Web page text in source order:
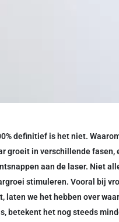
definitief is het niet.
groeit in verschillende fasen,
aan de laser. Niet
stimuleren. Vooral bij
laten we het hebben over
betekent het nog steeds